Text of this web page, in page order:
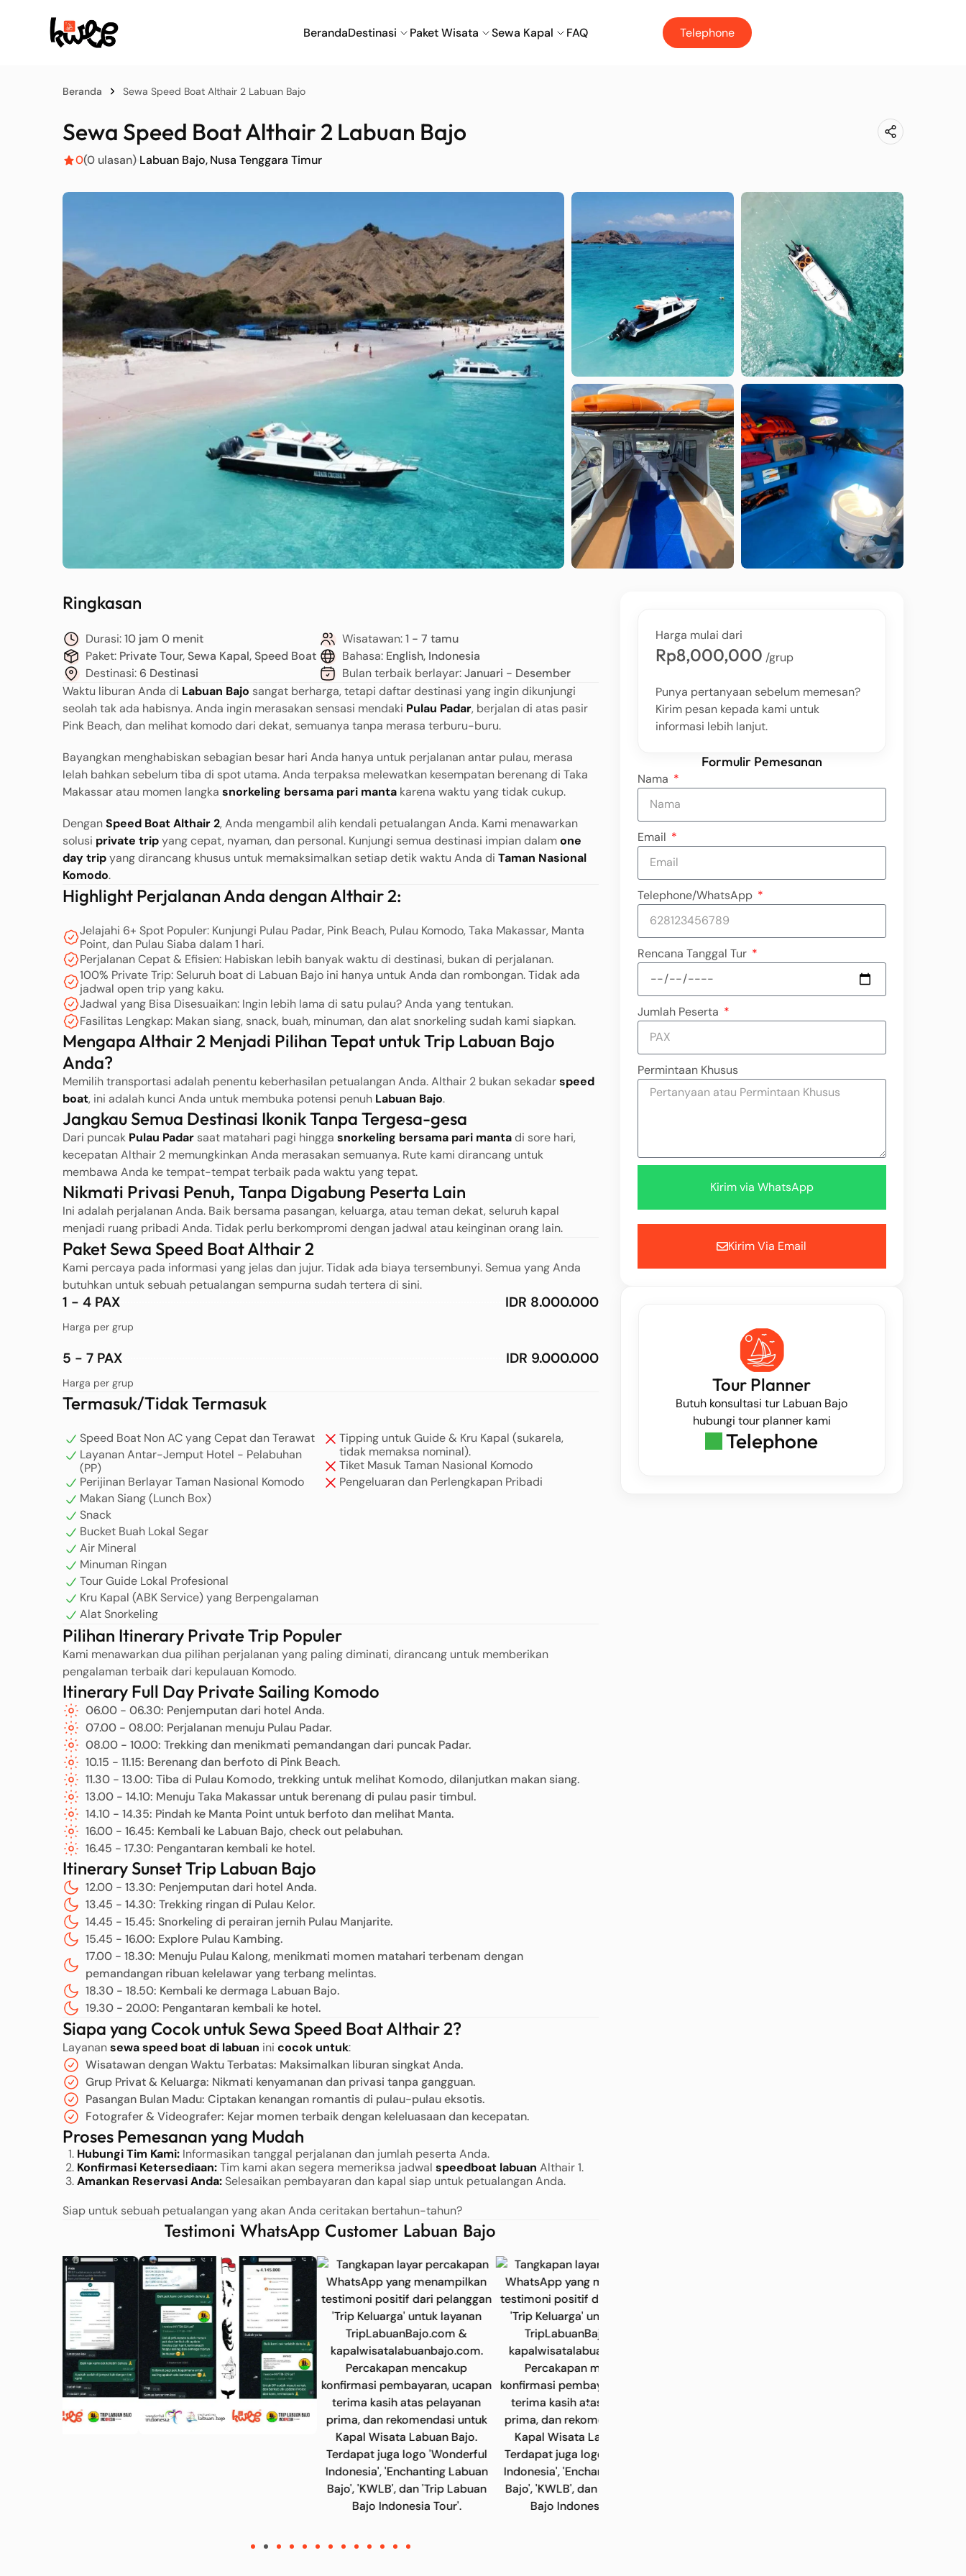
BerandaDestinasi
Labuan Bajo
Paket Wisata Sewa Kapal FAQ Telephone
Beranda Sewa Speed Boat Althair 2 Labuan Bajo
Sewa Speed Boat Althair 2 Labuan Bajo
0(0 ulasan) Labuan Bajo Nusa Tenggara Timur
Ringkasan
Durasi:10 jam 0 menit Wisatawan: 1 - 7 tamu
Paket: Private Tour, Sewa Kapal, Speed Boat Bahasa: English, Indonesia
Destinasi: 6 Destinasi Bulan terbaik berlayar: Januari - Desember
Waktu liburan Anda di Labuan Bajo sangat berharga, tetapi daftar destinasi yang ingin dikunjungi
seolah tak ada habisnya. Anda ingin merasakan sensasi mendaki Pulau Padar, berjalan di atas pasir
Pink Beach, dan melihat komodo dari dekat, semuanya tanpa merasa terburu-buru.
Bayangkan menghabiskan sebagian besar hari Anda hanya untuk perjalanan antar pulau, merasa
lelah bahkan sebelum tiba di spot utama. Anda terpaksa melewatkan kesempatan berenang di Taka
Makassar atau momen langka snorkeling bersama pari manta karena waktu yang tidak cukup.
DenganSpeed Boat Althair 2, Anda mengambil alih kendali petualangan Anda. Kami menawarkan
solusi private tripyang cepat, nyaman, dan personal. Kunjungi semua destinasi impian dalamone
day tripyang dirancang khusus untuk memaksimalkan setiap detik waktu Anda di Taman Nasional
Komodo.
Highlight Perjalanan Anda dengan Althair 2:
Jelajahi 6+ Spot Populer: Kunjungi Pulau Padar, Pink Beach, Pulau Komodo, Taka Makassar, Manta
Point, dan Pulau Siaba dalam 1 hari.
Perjalanan Cepat & Efisien: Habiskan lebih banyak waktu di destinasi, bukan di perjalanan.
100% Private Trip: Seluruh boat di Labuan Bajo ini hanya untuk Anda dan rombongan. Tidak ada
jadwal open trip yang kaku.
Jadwal yang Bisa Disesuaikan: Ingin lebih lama di satu pulau? Anda yang tentukan.
Fasilitas Lengkap: Makan siang, snack, buah, minuman, dan alat snorkeling sudah kami siapkan.
Mengapa Althair 2 Menjadi Pilihan Tepat untuk Trip Labuan Bajo
Anda?
Memilih transportasi adalah penentu keberhasilan petualangan Anda. Althair 2 bukan sekadarspeed
boat, ini adalah kunci Anda untuk membuka potensi penuh Labuan Bajo.
Jangkau Semua Destinasi Ikonik Tanpa Tergesa-gesa
Dari puncak Pulau Padar saat matahari pagi hingga snorkeling bersama pari mantadi sore hari,
kecepatan Althair 2 memungkinkan Anda merasakan semuanya. Rute kami dirancang untuk
membawa Anda ke tempat-tempat terbaik pada waktu yang tepat.
Nikmati Privasi Penuh, Tanpa Digabung Peserta Lain
Ini adalah perjalanan Anda. Baik bersama pasangan, keluarga, atau teman dekat, seluruh kapal
menjadi ruang pribadi Anda. Tidak perlu berkompromi dengan jadwal atau keinginan orang lain.
Paket Sewa Speed Boat Althair 2
Kami percaya pada informasi yang jelas dan jujur. Tidak ada biaya tersembunyi. Semua yang Anda
butuhkan untuk sebuah petualangan sempurna sudah tertera di sini.
1 - 4 PAX IDR 8.000.000
Harga per grup
5 - 7 PAX IDR 9.000.000
Harga per grup
Termasuk/Tidak Termasuk
Speed Boat Non AC yang Cepat dan Terawat
Layanan Antar-Jemput Hotel - Pelabuhan
(PP)
Perijinan Berlayar Taman Nasional Komodo
Makan Siang (Lunch Box)
Snack
Bucket Buah Lokal Segar
Air Mineral
Minuman Ringan
Tour Guide Lokal Profesional
Kru Kapal (ABK Service) yang Berpengalaman
Alat Snorkeling
Tipping untuk Guide & Kru Kapal (sukarela,
tidak memaksa nominal).
Tiket Masuk Taman Nasional Komodo
Pengeluaran dan Perlengkapan Pribadi
Pilihan Itinerary Private Trip Populer
Kami menawarkan dua pilihan perjalanan yang paling diminati, dirancang untuk memberikan
pengalaman terbaik dari kepulauan Komodo.
Itinerary Full Day Private Sailing Komodo
06.00 - 06.30: Penjemputan dari hotel Anda.
07.00 - 08.00: Perjalanan menuju Pulau Padar.
08.00 - 10.00: Trekking dan menikmati pemandangan dari puncak Padar.
10.15 - 11.15: Berenang dan berfoto di Pink Beach.
11.30 - 13.00: Tiba di Pulau Komodo, trekking untuk melihat Komodo, dilanjutkan makan siang.
13.00 - 14.10: Menuju Taka Makassar untuk berenang di pulau pasir timbul.
14.10 - 14.35: Pindah ke Manta Point untuk berfoto dan melihat Manta.
16.00 - 16.45: Kembali ke Labuan Bajo, check out pelabuhan.
16.45 - 17.30: Pengantaran kembali ke hotel.
Itinerary Sunset Trip Labuan Bajo
12.00 - 13.30: Penjemputan dari hotel Anda.
13.45 - 14.30: Trekking ringan di Pulau Kelor.
14.45 - 15.45: Snorkeling di perairan jernih Pulau Manjarite.
15.45 - 16.00: Explore Pulau Kambing.
17.00 - 18.30: Menuju Pulau Kalong, menikmati momen matahari terbenam dengan
pemandangan ribuan kelelawar yang terbang melintas.
18.30 - 18.50: Kembali ke dermaga Labuan Bajo.
19.30 - 20.00: Pengantaran kembali ke hotel.
Siapa yang Cocok untuk Sewa Speed Boat Althair 2?
Layanansewa speed boat di labuan ini cocok untuk:
Wisatawan dengan Waktu Terbatas: Maksimalkan liburan singkat Anda.
Grup Privat & Keluarga: Nikmati kenyamanan dan privasi tanpa gangguan.
Pasangan Bulan Madu: Ciptakan kenangan romantis di pulau-pulau eksotis.
Fotografer & Videografer: Kejar momen terbaik dengan keleluasaan dan kecepatan.
Proses Pemesanan yang Mudah
Hubungi Tim Kami:Informasikan tanggal perjalanan dan jumlah peserta Anda.
Konfirmasi Ketersediaan:Tim kami akan segera memeriksa jadwal speedboat labuan Althair 1.
Amankan Reservasi Anda:Selesaikan pembayaran dan kapal siap untuk petualangan Anda.
Siap untuk sebuah petualangan yang akan Anda ceritakan bertahun-tahun?
Testimoni WhatsApp Customer Labuan Bajo
Harga mulai dari
Rp8,000,000 /grup
Punya pertanyaan sebelum memesan?
Kirim pesan kepada kami untuk
informasi lebih lanjut.
Formulir Pemesanan
Nama
Email
Telephone/WhatsApp
Rencana Tanggal Tur
Jumlah Peserta
Permintaan Khusus
Kirim via WhatsApp
Kirim Via Email
Tour Planner
Butuh konsultasi tur Labuan Bajo
hubungi tour planner kami
Telephone